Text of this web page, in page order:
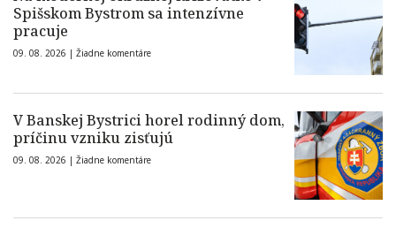
Spišskom Bystrom sa intenzívne
pracuje
09. 08. 2026 | Žiadne komentáre
V Banskej Bystrici horel rodinný dom,
príčinu vzniku zisťujú
09. 08. 2026 | Žiadne komentáre